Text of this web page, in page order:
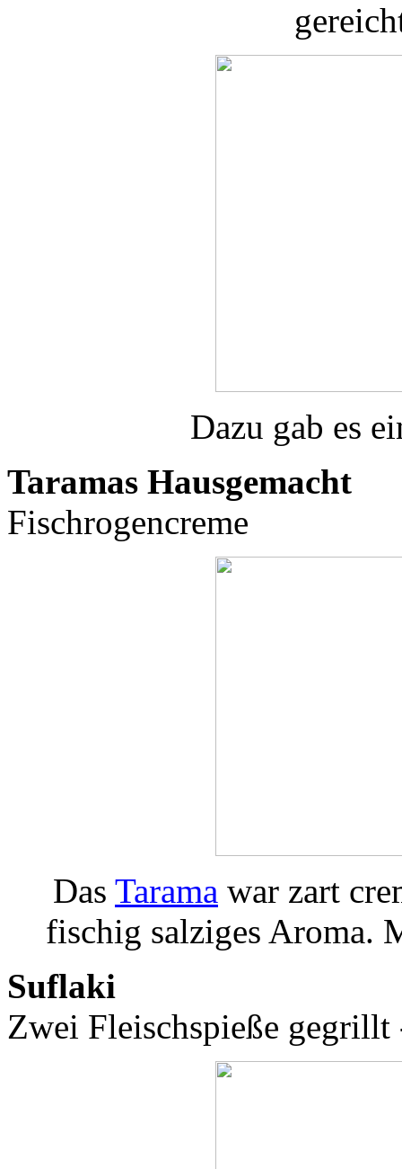
Dazu gab es
Taramas Hausgemacht
Fischrogencreme
Das Tarama war zart
fischig salziges Aroma.
Suflaki
Zwei Fleischspieße gegrillt